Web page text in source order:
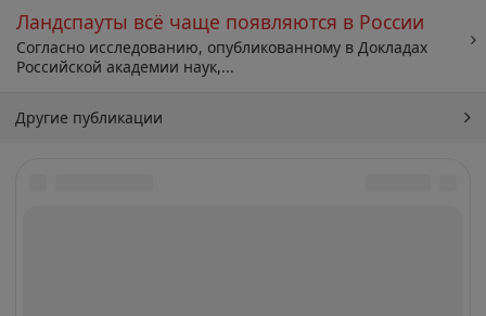
Ландспауты всё чаще появляются в России
Согласно исследованию, опубликованному в Докладах
Российской академии наук,...
Другие публикации